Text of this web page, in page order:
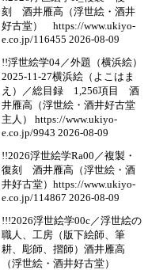
刻 酒井雁高（浮世絵・酒井
好古堂） https://www.ukiyo-
e.co.jp/116455 2026-08-09
!!浮世絵学04／外題（横浜絵）
2025-11-27横浜絵（よこはま
え）／総目録 1,256項目 酒
井雁高（浮世絵・酒井好古堂
主人） https://www.ukiyo-
e.co.jp/9943 2026-08-09
!!2026浮世絵学Ra00／複製・
復刻 酒井雁高（浮世絵・酒
井好古堂）https://www.ukiyo-
e.co.jp/114867 2026-08-09
!!!2026浮世絵学00c／浮世絵の
職人、工房（版下絵師、筆
耕、彫師、摺師）酒井雁高
（浮世絵・酒井好古堂）